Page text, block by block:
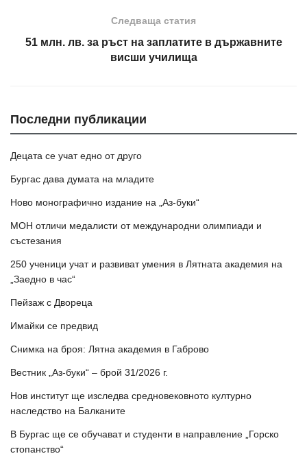
Следваща статия
51 млн. лв. за ръст на заплатите в държавните
висши училища
Последни публикации
Децата се учат едно от друго
Бургас дава думата на младите
Ново монографично издание на „Аз-буки“
МОН отличи медалисти от международни олимпиади и
състезания
250 ученици учат и развиват умения в Лятната академия на
„Заедно в час“
Пейзаж с Двореца
Имайки се предвид
Снимка на броя: Лятна академия в Габрово
Вестник „Аз-буки“ – брой 31/2026 г.
Нов институт ще изследва средновековното културно
наследство на Балканите
В Бургас ще се обучават и студенти в направление „Горско
стопанство“